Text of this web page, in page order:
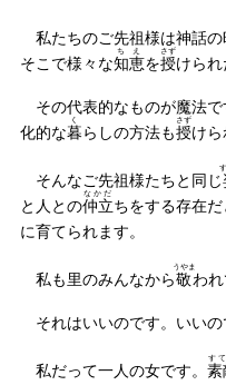
私たちのご先祖様は神話の
そこで様々な知恵
ちえ
を授
さず
けられ
その代表的なものが魔法で
化的な暮
く
らしの方法も授
さず
けら
そんなご先祖様たちと同じ
と人との仲立
なかだ
ちをする存在
に育てられます。
私も里のみんなから敬
うやま
われ
それはいいのです。いい
私だって一人の女です。 素
す